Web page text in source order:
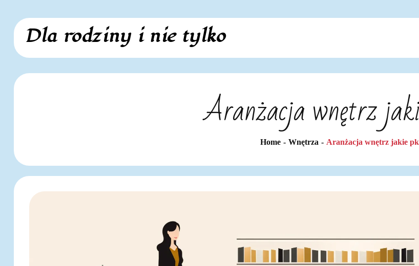
content
Dla rodziny i nie tylko
Aranżacja wnętrz
Home Wnętrza Aranżacja wnętrz jakie